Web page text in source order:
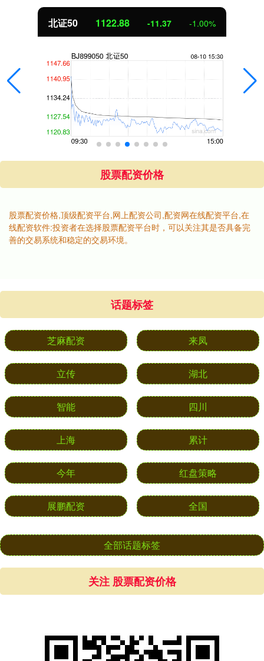
北证50 1122.88 -11.37 -1.00%
股票配资价格
股票配资价格,顶级配资平台,网上配资公司,配资网在线配资平台,在
线配资软件:投资者在选择股票配资平台时，可以关注其是否具备完
善的交易系统和稳定的交易环境。
话题标签
芝麻配资 来凤
立传 湖北
智能 四川
上海 累计
今年 红盘策略
展鹏配资 全国
全部话题标签
关注 股票配资价格